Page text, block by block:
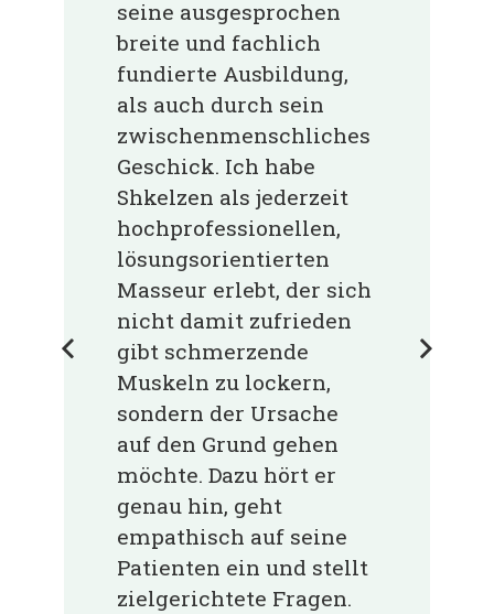
seine ausgesprochen
breite und fachlich
fundierte Ausbildung,
als auch durch sein
zwischenmenschliches
Geschick. Ich habe
Shkelzen als jederzeit
hochprofessionellen,
lösungsorientierten
Masseur erlebt, der sich
nicht damit zufrieden
gibt schmerzende
Muskeln zu lockern,
sondern der Ursache
auf den Grund gehen
möchte. Dazu hört er
genau hin, geht
empathisch auf seine
Patienten ein und stellt
zielgerichtete Fragen.